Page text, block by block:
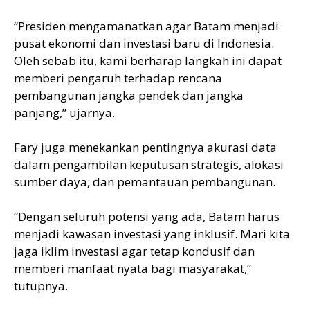
“Presiden mengamanatkan agar Batam menjadi
pusat ekonomi dan investasi baru di Indonesia.
Oleh sebab itu, kami berharap langkah ini dapat
memberi pengaruh terhadap rencana
pembangunan jangka pendek dan jangka
panjang,” ujarnya.
Fary juga menekankan pentingnya akurasi data
dalam pengambilan keputusan strategis, alokasi
sumber daya, dan pemantauan pembangunan.
“Dengan seluruh potensi yang ada, Batam harus
menjadi kawasan investasi yang inklusif. Mari kita
jaga iklim investasi agar tetap kondusif dan
memberi manfaat nyata bagi masyarakat,”
tutupnya.